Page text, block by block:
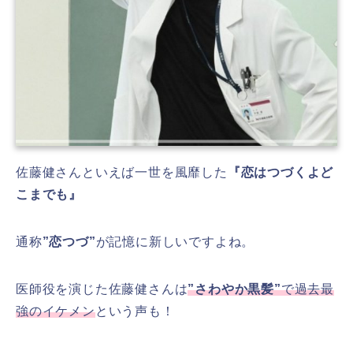
佐藤健さんといえば一世を風靡した
『恋はつづくよど
こまでも』
通称”恋つづ”が記憶に新しいですよね。
医師役を演じた佐藤健さんは”さわやか黒髪”で過去最
強のイケメンという声も！